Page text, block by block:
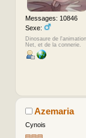
Messages: 10846
Sexe:
Dinosaure de
Net, et de la connerie.
Azemaria
Cynois